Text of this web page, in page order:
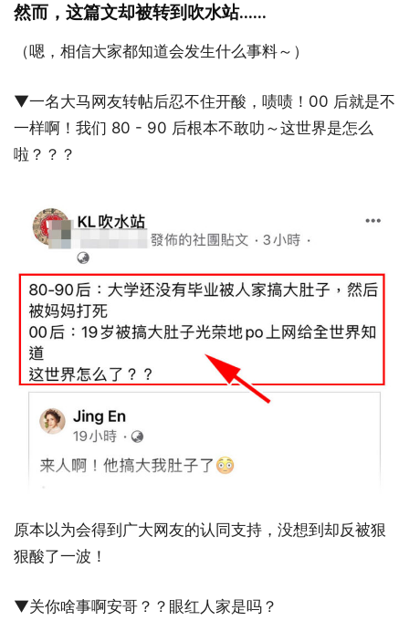
然而，这篇文却被转到吹水站......
（嗯，相信大家都知道会发生什么事料～）
▼一名大马网友转帖后忍不住开酸，啧啧！00 后就是不
一样啊！我们 80 - 90 后根本不敢叻～这世界是怎么
啦？？？
原本以为会得到广大网友的认同支持，没想到却反被狠
狠酸了一波！
▼关你啥事啊安哥？？眼红人家是吗？